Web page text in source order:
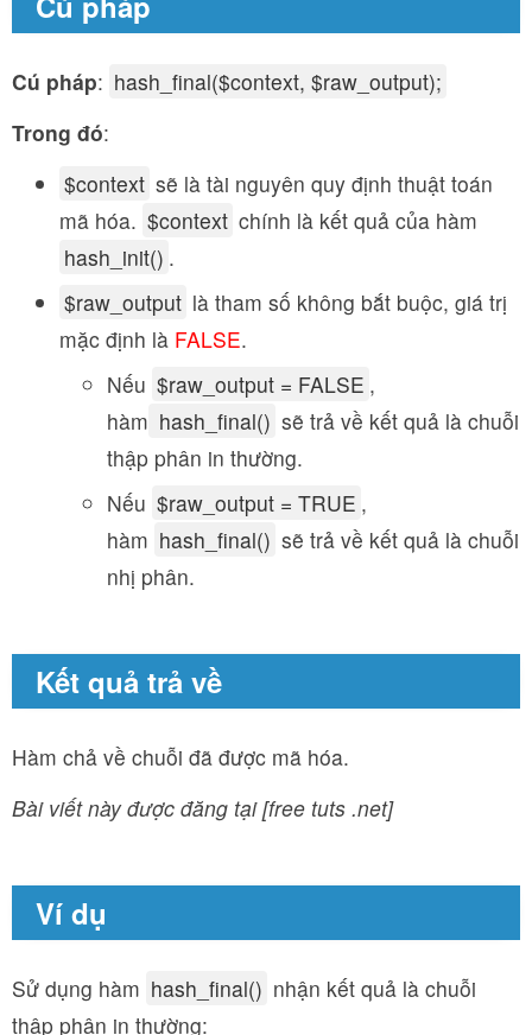
Cú pháp: hash_final($context, $raw_output);
Trong đó:
$context sẽ là tài nguyên quy định thuật toán
mã hóa. $context chính là kết quả của hàm
hash_init() .
$raw_output là tham số không bắt buộc, giá trị
mặc định là FALSE.
Nếu $raw_output = FALSE ,
hàm hash_final() sẽ trả về kết quả là chuỗi
thập phân in thường.
Nếu $raw_output = TRUE ,
hàm hash_final() sẽ trả về kết quả là chuỗi
nhị phân.
Kết quả trả về
Hàm chả về chuỗi đã được mã hóa.
Bài viết này được đăng tại [free tuts .net]
Ví dụ
Sử dụng hàm hash_final() nhận kết quả là chuỗi
thập phân in thường: